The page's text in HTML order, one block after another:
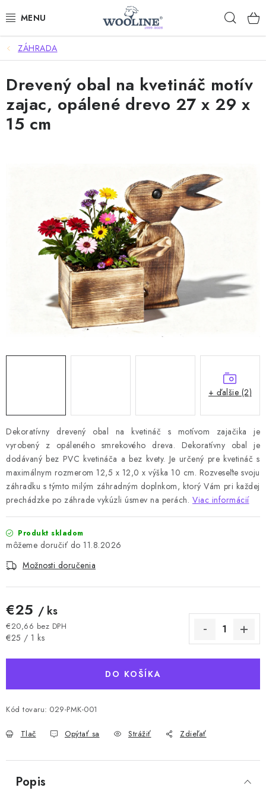
na
AKCIE
OBLEČENIE Z VLNY
OBUV
Dodanie tovaru a ceny za doručenie
Hodnotenie obchodu
Kontakty
Odmeny pre našich zákazníkov Moja objednávka
ZÁHRADA
Dekoratívny drevený obal na kvetináč s motívom zajačika je
vyrobený z opáleného smrekového dreva. Dekoratívny obal je
dodávaný bez PVC kvetináča a bez kvety. Je určený pre kvetináč s
maximálnym rozmerom 12,5 x 12,0 x výška 10 cm. Rozveseľte svoju
záhradku s týmto milým záhradným doplnkom, ktorý Vám pri každej
prechádzke po záhrade vykúzli úsmev na perách. Viac informácií
Produkt skladom
11.8.2026
Možnosti doručenia
€25 / ks
€20,66 bez DPH
Jednotková cena:
€25 / 1 ks
DO KOŠÍKA
Kód tovaru: 029-PMK-001
Tlač Opýtať sa Strážiť Zdieľať
Drevený obal na kvetináč motív
zajac, opálené drevo 27 x 29 x
15 cm
+ ďalšie (2)
Popis